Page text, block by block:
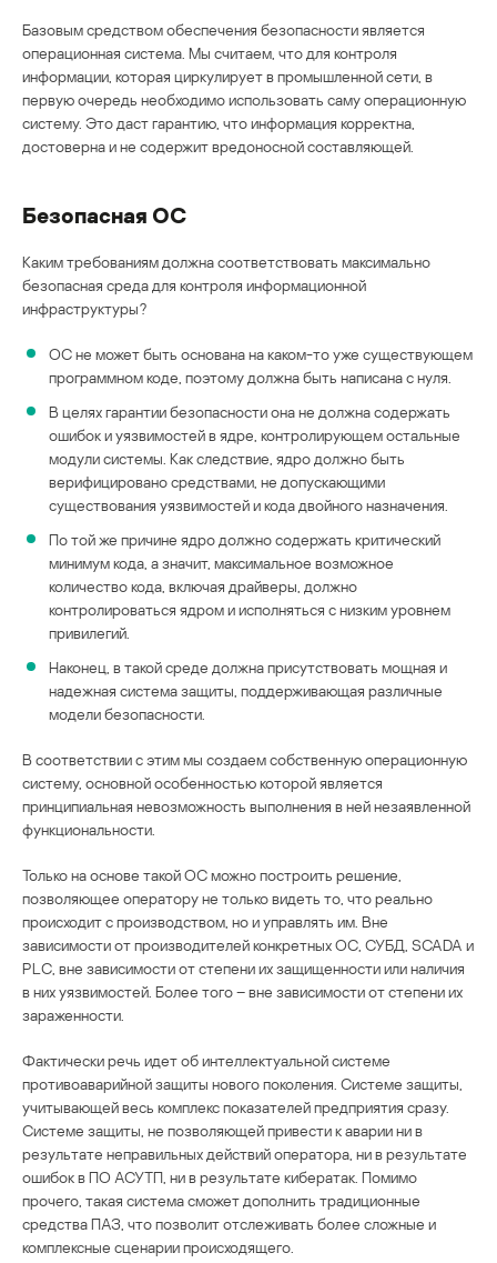
Базовым средством обеспечения безопасности является
операционная система. Мы считаем, что для контроля
информации, которая циркулирует в промышленной сети, в
первую очередь необходимо использовать саму операционную
систему. Это даст гарантию, что информация корректна,
достоверна и не содержит вредоносной составляющей.
Безопасная OС
Каким требованиям должна соответствовать максимально
безопасная среда для контроля информационной
инфраструктуры?
ОС не может быть основана на каком-то уже существующем
программном коде, поэтому должна быть написана с нуля.
В целях гарантии безопасности она не должна содержать
ошибок и уязвимостей в ядре, контролирующем остальные
модули системы. Как следствие, ядро должно быть
верифицировано средствами, не допускающими
существования уязвимостей и кода двойного назначения.
По той же причине ядро должно содержать критический
минимум кода, а значит, максимальное возможное
количество кода, включая драйверы, должно
контролироваться ядром и исполняться с низким уровнем
привилегий.
Наконец, в такой среде должна присутствовать мощная и
надежная система защиты, поддерживающая различные
модели безопасности.
В соответствии с этим мы создаем собственную операционную
систему, основной особенностью которой является
принципиальная невозможность выполнения в ней незаявленной
функциональности.
Только на основе такой ОС можно построить решение,
позволяющее оператору не только видеть то, что реально
происходит с производством, но и управлять им. Вне
зависимости от производителей конкретных ОС, СУБД, SCADA и
PLC, вне зависимости от степени их защищенности или наличия
в них уязвимостей. Более того – вне зависимости от степени их
зараженности.
Фактически речь идет об интеллектуальной системе
противоаварийной защиты нового поколения. Системе защиты,
учитывающей весь комплекс показателей предприятия сразу.
Системе защиты, не позволяющей привести к аварии ни в
результате неправильных действий оператора, ни в результате
ошибок в ПО АСУТП, ни в результате кибератак. Помимо
прочего, такая система сможет дополнить традиционные
средства ПАЗ, что позволит отслеживать более сложные и
комплексные сценарии происходящего.